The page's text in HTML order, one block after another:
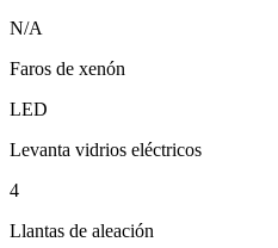
N/A
Faros de xenón
LED
Levanta vidrios eléctricos
4
Llantas de aleación